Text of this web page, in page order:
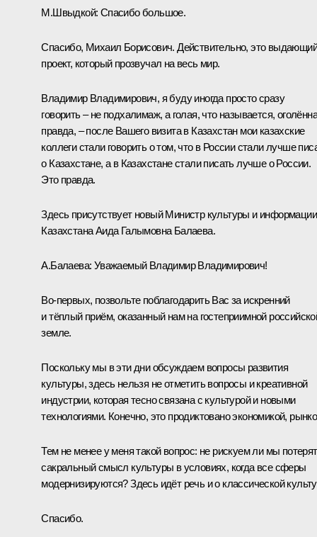
М.Швыдкой: Спасибо большое.
Спасибо, Михаил Борисович. Действительно, это
проект, который прозвучал на весь мир.
Владимир Владимирович, я буду иногда просто сразу
говорить – не подхалимаж, а голая, что называется,
правда, – после Вашего визита в Казахстан мои казахские
коллеги стали говорить о том, что в России стали лучше
о Казахстане, а в Казахстане стали писать лучше о России.
Это правда.
Здесь присутствует новый Министр культуры и информации
Казахстана Аида Галымовна Балаева.
А.Балаева: Уважаемый Владимир Владимирович!
Во-первых, позвольте поблагодарить Вас за искренний
и тёплый приём, оказанный нам на гостеприимной
земле.
Поскольку мы в эти дни обсуждаем вопросы развития
культуры, здесь нельзя не отметить вопросы и креативной
индустрии, которая тесно связана с культурой и новыми
технологиями. Конечно, это продиктовано экономикой,
Тем не менее у меня такой вопрос: не рискуем ли мы
сакральный смысл культуры в условиях, когда все сферы
модернизируются? Здесь идёт речь и о классической
Спасибо.